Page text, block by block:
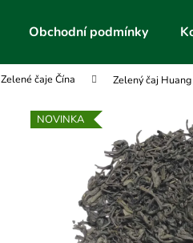
Obchodní podmínky
Zelené čaje Čína Zelený čaj
NOVINKA
Co potřebujete
Doporučujeme